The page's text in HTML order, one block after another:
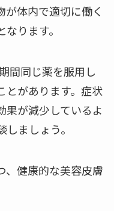
体内で適切に働く
ります。
間同じ薬を服用し
とがあります。症状
果が減少しているよ
ましょう。
、健康的な美容皮膚